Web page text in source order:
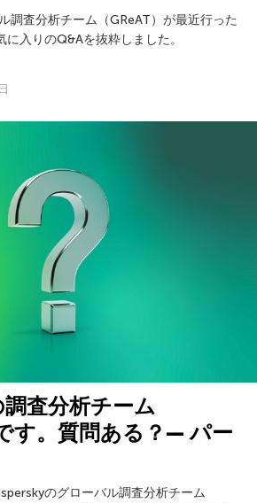
調査分析チーム（GReAT）が最近行った
入りのQ&Aを抜粋しました。
査分析チーム
す。質問ある？— パー
のグローバル調査分析チーム